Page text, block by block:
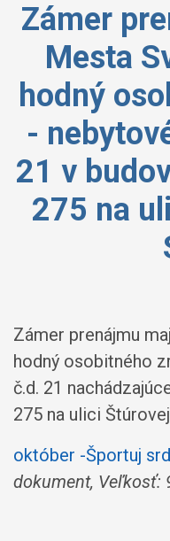
Zámer
Mesta
hodný
-
21 v
275 na
Zámer prenájmu
hodný osobitného
č.d. 21
275 na ulici
október -Športuj
dokument, Veľkosť: